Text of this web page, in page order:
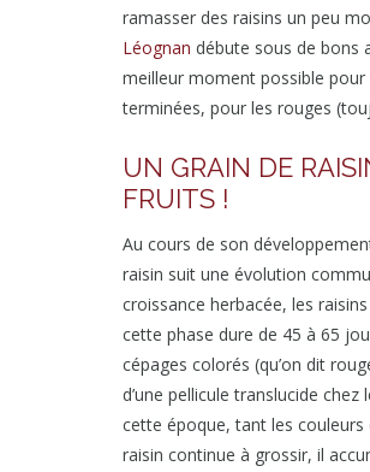
ramasser des raisins un peu
Léognan débute sous de bons
meilleur moment possible pour
terminées, pour les rouges
UN GRAIN DE
FRUITS !
Au cours de son
raisin suit une évolution
croissance herbacée, les
cette phase dure de 45 à 65
cépages colorés (qu’on dit
d’une pellicule translucide
cette époque, tant les
raisin continue à grossir, il